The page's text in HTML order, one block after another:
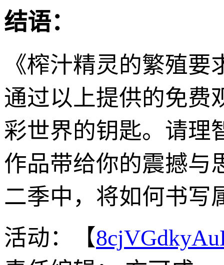
结语：
《榨汁精灵的繁殖
通过以上提供的免费
彩世界的钥匙。请理
作品带给你的震撼与
二季中，将如何书写
活动：【